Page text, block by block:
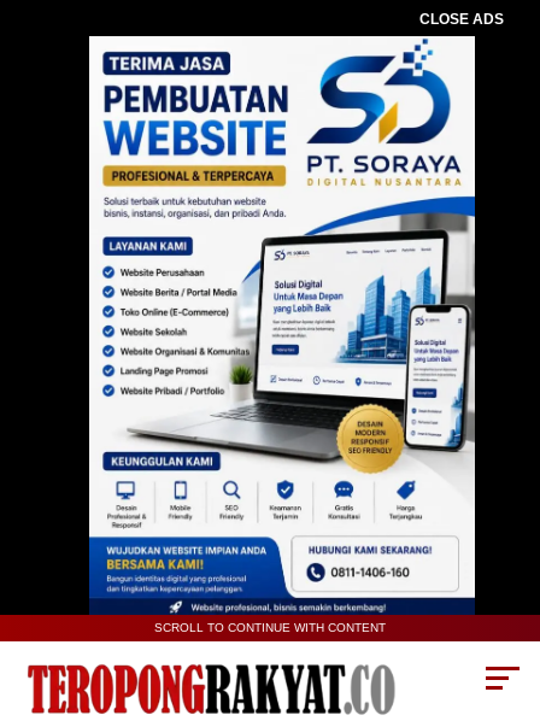
CLOSE ADS
SCROLL TO CONTINUE WITH CONTENT